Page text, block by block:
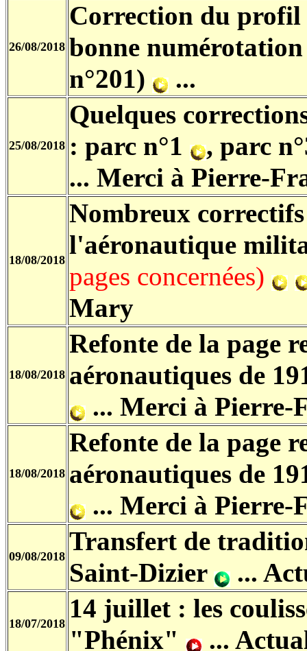
26/08/2018
Correction du profil
bonne
n°201)
...
25/08/2018
Quelques
: parc n°1
, parc
... Merci à Pierre-
18/08/2018
Nombreux
l'aéronautique
pages concernées)
Mary
18/08/2018
Refonte de la page
aéronautiques de
... Merci à Pierre-
18/08/2018
Refonte de la page
aéronautiques de
... Merci à Pierre-
09/08/2018 Transfert de
Saint-Dizier
...
18/07/2018 14 juillet : les
"Phénix"
...